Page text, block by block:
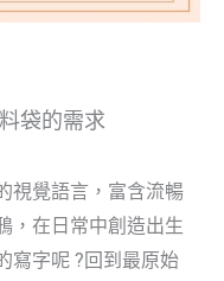
袋的需求
視覺語言，富含流暢
，在日常中創造出生
寫字呢 ?回到最原始